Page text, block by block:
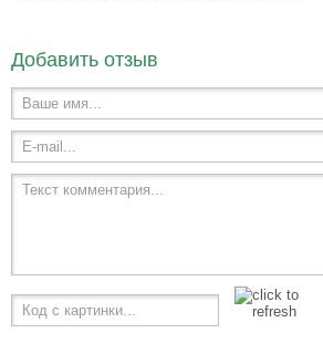
Добавить отзыв
Ваше имя...
E-mail...
Текст комментария...
Код с картинки...